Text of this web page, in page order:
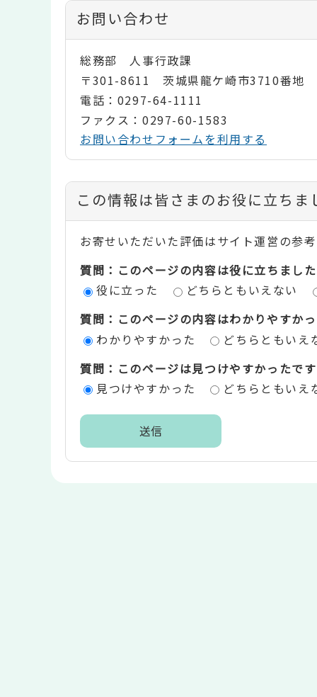
お問い合わせ
総務部 人事行政課
〒301-8611 茨城県龍ケ崎市3710番地
電話：0297-64-1111
ファクス：0297-60-1583
お問い合わせフォームを利用する
コ
ン
テ
ン
評
エ
この情報は皆さまのお役に立ちま
お寄せいただいた評価はサイト運営の参
質問：このページの内容は役に立ちまし
役に立った
どちらともいえない
質問：このページの内容はわかりやすか
わかりやすかった
どちらともいえ
質問：このページは見つけやすかったで
見つけやすかった
どちらともいえ